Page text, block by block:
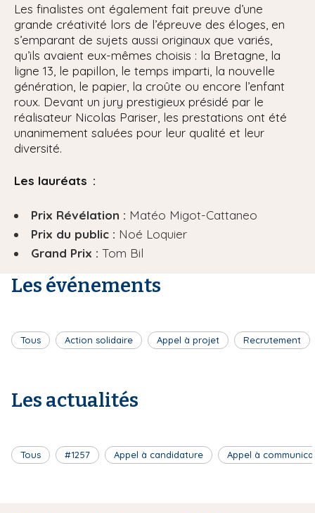
Les finalistes ont également fait preuve d’une
grande créativité lors de l’épreuve des éloges, en
s’emparant de sujets aussi originaux que variés,
qu’ils avaient eux-mêmes choisis : la Bretagne, la
ligne 13, le papillon, le temps imparti, la nouvelle
génération, le papier, la croûte ou encore l’enfant
roux. Devant un jury prestigieux présidé par le
réalisateur Nicolas Pariser, les prestations ont été
unanimement saluées pour leur qualité et leur
diversité.
Les lauréats :
Prix Révélation : Matéo Migot-Cattaneo
Prix du public : Noé Loquier
Grand Prix : Tom Bil
Les événements
Tous Action solidaire Appel à projet Recrutement
Les actualités
Tous #1257 Appel à candidature Appel à